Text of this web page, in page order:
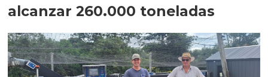
alcanzar 260.000 toneladas